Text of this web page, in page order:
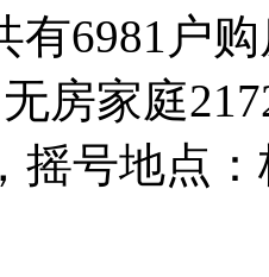
有6981户
房家庭
摇号地点